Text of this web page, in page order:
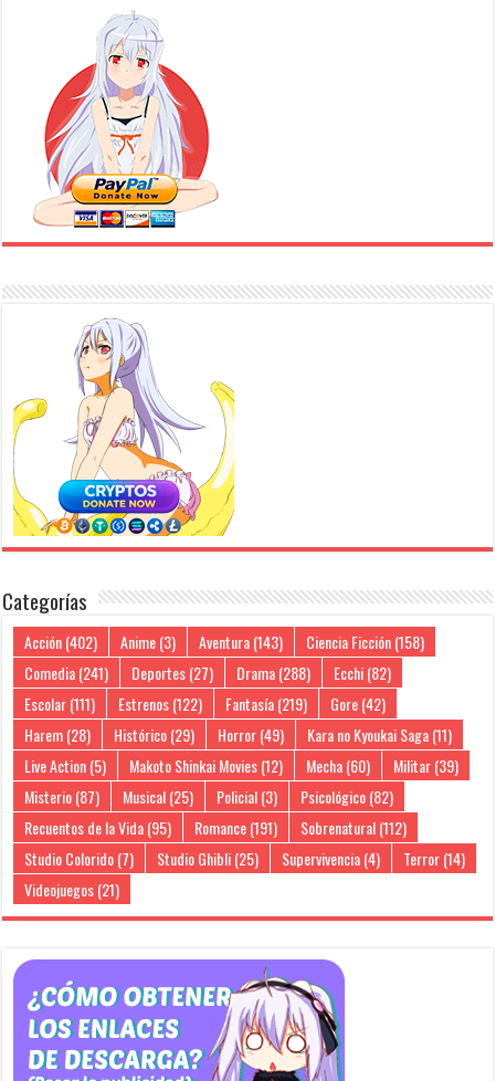
Categorías
Acción(402) Anime(3) Aventura(143) Ciencia Ficción(158)
Comedia(241) Deportes(27) Drama(288) Ecchi(82)
Escolar(111) Estrenos(122) Fantasía(219) Gore(42)
Harem(28) Histórico(29) Horror(49) Kara no Kyoukai Saga(11)
Live Action(5) Makoto Shinkai Movies(12) Mecha(60) Militar(39)
Misterio(87) Musical(25) Policial(3) Psicológico(82)
Recuentos de la Vida(95) Romance(191) Sobrenatural(112)
Studio Colorido(7) Studio Ghibli(25) Supervivencia(4) Terror(14)
Videojuegos(21)